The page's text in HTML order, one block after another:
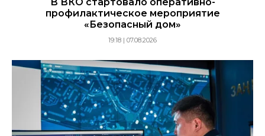
профилактическое мероприятие
«Безопасный дом»
19:18 | 07.08.2026